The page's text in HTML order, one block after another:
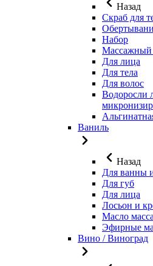
Назад
Скраб для
Набор
Массажный
Для лица
Для тела
Для волос
Водоросли
Ваниль
Назад
Для ванны
Для губ
Для лица
Лосьон и
Масло
Эфирные
Вино / Виноград